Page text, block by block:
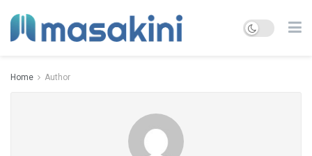
Home Author